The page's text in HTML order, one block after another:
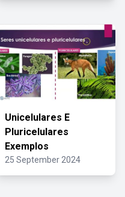
Unicelulares E
Pluricelulares
Exemplos
25 September 2024